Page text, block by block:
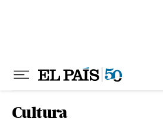
Cultura